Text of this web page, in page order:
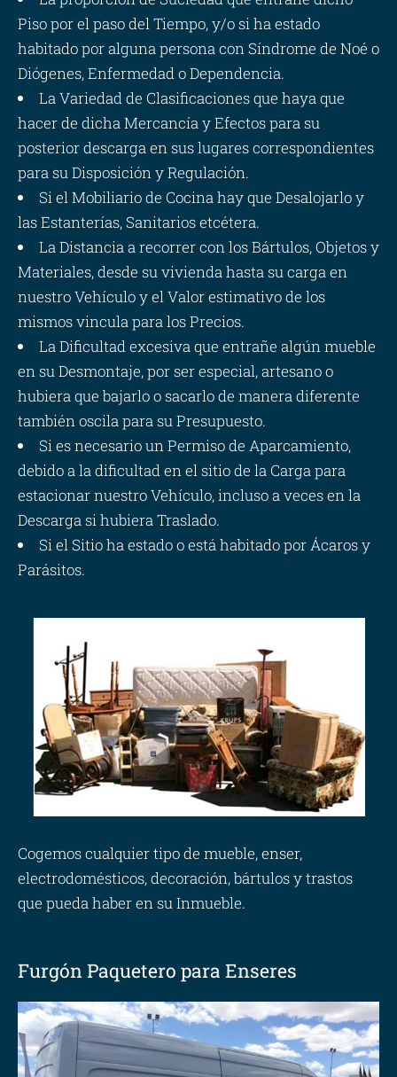
Piso por el paso del Tiempo, y/o si ha estado
habitado por alguna persona con Síndrome de Noé o
Diógenes, Enfermedad o Dependencia.
La Variedad de Clasificaciones que haya que
hacer de dicha Mercancía y Efectos para su
posterior descarga en sus lugares correspondientes
para su Disposición y Regulación.
Si el Mobiliario de Cocina hay que Desalojarlo y
las Estanterías, Sanitarios etcétera.
La Distancia a recorrer con los Bártulos, Objetos y
Materiales, desde su vivienda hasta su carga en
nuestro Vehículo y el Valor estimativo de los
mismos vincula para los Precios.
La Dificultad excesiva que entrañe algún mueble
en su Desmontaje, por ser especial, artesano o
hubiera que bajarlo o sacarlo de manera diferente
también oscila para su Presupuesto.
Si es necesario un Permiso de Aparcamiento,
debido a la dificultad en el sitio de la Carga para
estacionar nuestro Vehículo, incluso a veces en la
Descarga si hubiera Traslado.
Si el Sitio ha estado o está habitado por Ácaros y
Parásitos.
Cogemos cualquier tipo de mueble, enser,
electrodomésticos, decoración, bártulos y trastos
que pueda haber en su Inmueble.
Furgón Paquetero para Enseres